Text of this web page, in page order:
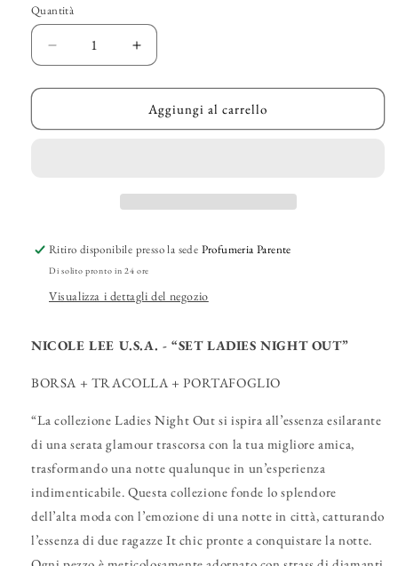
Quantità
Diminuisci
quantità
per
LEE
Aumenta
quantità
per
NICOLE
LEE
Aggiungi al carrello
Ritiro disponibile presso la sede Profumeria Parente
Di solito pronto in 24 ore
Visualizza i dettagli del negozio
NICOLE LEE U.S.A. - “SET LADIES NIGHT OUT”
BORSA + TRACOLLA + PORTAFOGLIO
“La collezione Ladies Night Out si ispira all’essenza esilarante
di una serata glamour trascorsa con la tua migliore amica,
trasformando una notte qualunque in un’esperienza
indimenticabile. Questa collezione fonde lo splendore
dell’alta moda con l’emozione di una notte in città, catturando
l’essenza di due ragazze It chic pronte a conquistare la notte.